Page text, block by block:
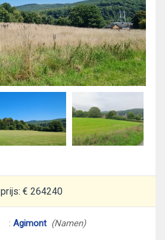
prijs: € 264240
: Agimont (Namen)